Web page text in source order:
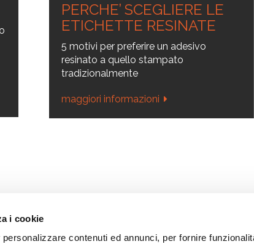
i cookie
contenuti ed annunci, per fornire
PERCHE’ SCEGLIERE LE
ETICHETTE RESINATE
5 motivi per preferire un adesivo
resinato a quello stampato
tradizionalmente
maggiori informazioni